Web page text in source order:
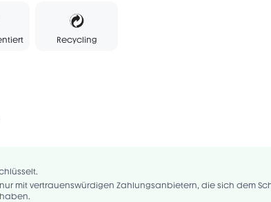
Recycling
MICA, CALCIUM ALUMINUM BOROSILICATE, GLYCERIN,
BUTYLENE GLYCOL, PEG-240/HDI COPOLYMER BIS-
40 HYDROGENATED CASTOR OIL, PHENOXYETHANOL, TIN
nur mit vertrauenswürdigen Zahlungsanbietern, die sich dem